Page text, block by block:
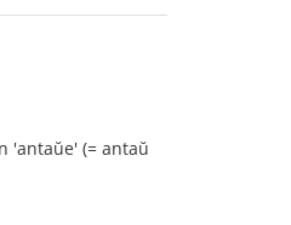
'antaŭe' (= antaŭ